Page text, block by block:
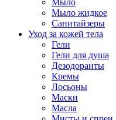
Мыло
Мыло жидкое
Санитайзеры
Уход за кожей тела
Гели
Гели для душа
Дезодоранты
Кремы
Лосьоны
Маски
Масла